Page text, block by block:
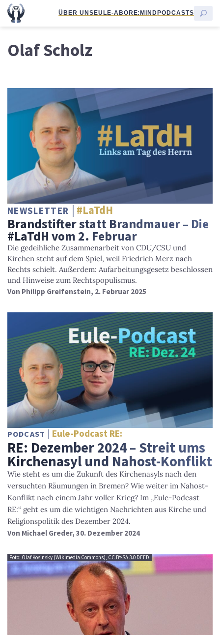
ÜBER UNSEULE-ABORE:MINDPODCASTS
Olaf Scholz
NEWSLETTER #LaTdH
Brandstifter statt Brandmauer – Die
#LaTdH vom 2. Februar
Die gedeihliche Zusammenarbeit von CDU/CSU und
Kirchen steht auf dem Spiel, weil Friedrich Merz nach
Rechts schielt. Außerdem: Aufarbeitungsgesetz beschlossen
und Hinweise zum Rechtspopulismus.
Von Philipp Greifenstein, 2. Februar 2025
PODCAST Eule-Podcast RE:
RE: Dezember 2024 – Streit ums
Kirchenasyl und Nahost-Konflikt
Wie steht es um die Zukunft des Kirchenasyls nach den
versuchten Räumungen in Bremen? Wie weiter im Nahost-
Konflikt nach einem Jahr voller Krieg? Im „Eule-Podcast
RE:“ geht es um die wichtigen Nachrichten aus Kirche und
Religionspolitik des Dezember 2024.
Von Michael Greder, 30. Dezember 2024
Foto: Olaf Kosinsky (Wikimedia Commons), CC BY-SA 3.0 DEED